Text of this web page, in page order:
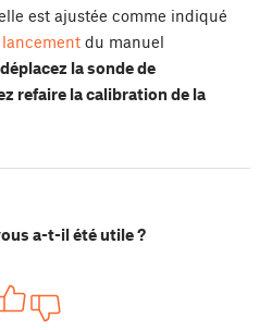
est ajustée comme indiqué
du manuel
la sonde de
refaire la calibration de la
a-t-il été utile ?